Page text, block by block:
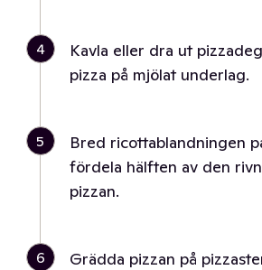
4
Kavla eller dra ut
pizza på mjölat underlag.
5
Bred ricottablandningen
fördela hälften av den
pizzan.
6
Grädda pizzan på